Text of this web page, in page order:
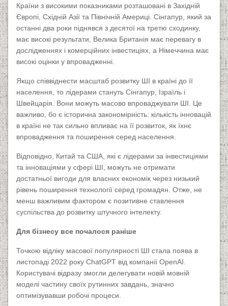
Країни з високими показниками розташовані в Західній
Європі, Східній Азії та Північній Америці. Сінгапур, який за
останні два роки піднявся з десятої на третю сходинку,
має високі результати, Велика Британія має перевагу в
дослідженнях і комерційних інвестиціях, а Німеччина має
високі оцінки у впровадженні.
Якщо співвіднести масштаб розвитку ШІ в країні до її
населення, то лідерами стануть Сінгапур, Ізраїль і
Швейцарія. Вони можуть масово впроваджувати ШІ. Це
важливо, бо є історична закономірність: кількість інновацій
в країні не так сильно впливає на її розвиток, як їхнє
впровадження та поширення серед населення.
Відповідно, Китай та США, які є лідерами за інвестиціями
та інноваціями у сфері ШІ, можуть не отримати
достатньої вигоди для власних економік через низький
рівень поширення технології серед громадян. Отже, не
менш важливим фактором є позитивне ставлення
суспільства до розвитку штучного інтелекту.
Для бізнесу все почалося раніше
Точкою відліку масової популярності ШІ стала поява в
листопаді 2022 року ChatGPT від компанії OpenAI.
Користувачі відразу змогли делегувати новій мовній
моделі частину своїх рутинних завдань, значно
оптимізувавши робочі процеси.